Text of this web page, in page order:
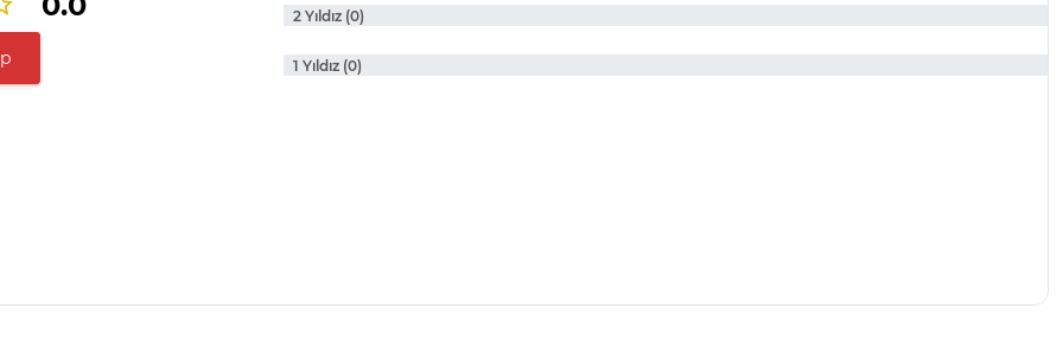
2 Yıldız (0)
1 Yıldız (0)